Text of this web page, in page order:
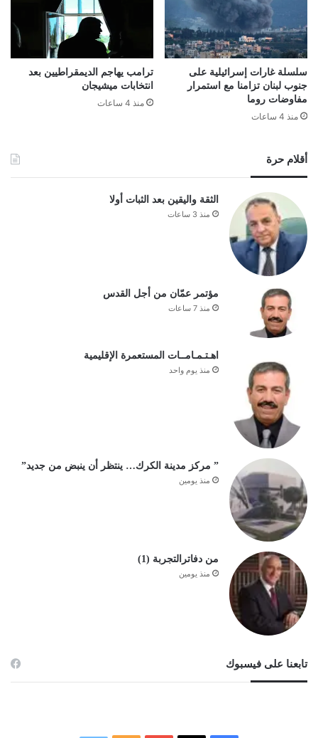
سلسلة غارات إسرائيلية على
جنوب لبنان تزامنا مع استمرار
مفاوضات روما
منذ 4 ساعات
ترامب يهاجم الديمقراطيين بعد
انتخابات ميشيجان
منذ 4 ساعات
أقلام حرة
الثقة واليقين بعد الثبات أولا
منذ 3 ساعات
مؤتمر عمّان من أجل القدس
منذ 7 ساعات
اهـتـمـامــات المستعمرة الإقليمية
منذ يوم واحد
” مركز مدينة الكرك… ينتظر أن ينبض من جديد”
منذ يومين
من دفاترالتجربة (1)
منذ يومين
تابعنا على فيسبوك